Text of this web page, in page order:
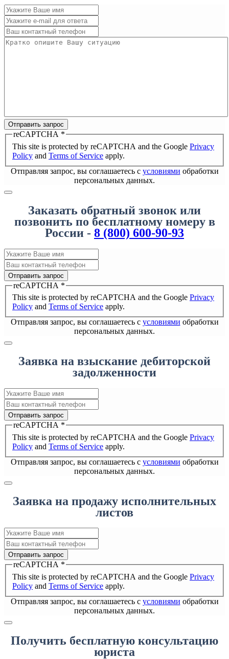
Отправить запрос
reCAPTCHA *
This site is protected by reCAPTCHA and the Google Privacy
Policy and Terms of Service apply.
Отправляя запрос, вы соглашаетесь с условиями обработки
персональных данных.
Заказать обратный звонок или
позвонить по бесплатному номеру в
России - 8 (800) 600-90-93
Отправить запрос
reCAPTCHA *
This site is protected by reCAPTCHA and the Google Privacy
Policy and Terms of Service apply.
Отправляя запрос, вы соглашаетесь с условиями обработки
персональных данных.
Заявка на взыскание дебиторской
задолженности
Отправить запрос
reCAPTCHA *
This site is protected by reCAPTCHA and the Google Privacy
Policy and Terms of Service apply.
Отправляя запрос, вы соглашаетесь с условиями обработки
персональных данных.
Заявка на продажу исполнительных
листов
Отправить запрос
reCAPTCHA *
This site is protected by reCAPTCHA and the Google Privacy
Policy and Terms of Service apply.
Отправляя запрос, вы соглашаетесь с условиями обработки
персональных данных.
Получить бесплатную консультацию
юриста